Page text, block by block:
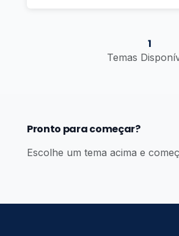
1
Temas
Pronto para começar?
Escolhe um tema acima e